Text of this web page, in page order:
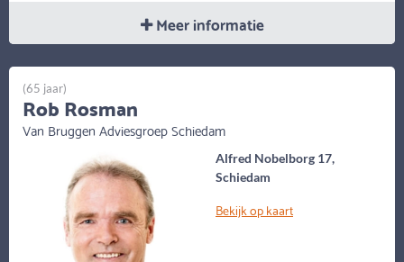
Meer informatie
Alfred Nobelborg 17,
Schiedam
Bekijk op kaart
(65 jaar)
Rob Rosman
Van Bruggen Adviesgroep Schiedam